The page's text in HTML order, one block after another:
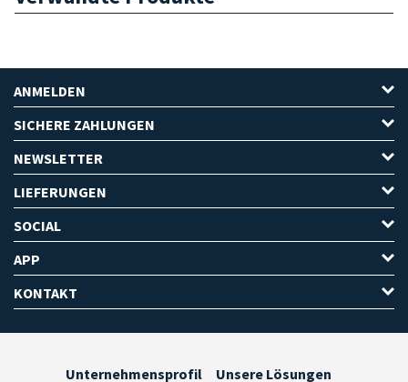
ANMELDEN
SICHERE ZAHLUNGEN
NEWSLETTER
LIEFERUNGEN
SOCIAL
APP
KONTAKT
Unternehmensprofil Unsere Lösungen